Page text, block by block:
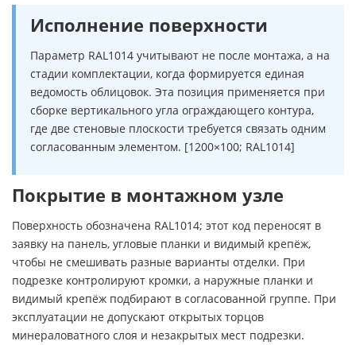
Исполнение поверхности
Параметр RAL1014 учитывают не после монтажа, а на
стадии комплектации, когда формируется единая
ведомость облицовок. Эта позиция применяется при
сборке вертикального угла ограждающего контура,
где две стеновые плоскости требуется связать одним
согласованным элементом. [1200×100; RAL1014]
Покрытие в монтажном узле
Поверхность обозначена RAL1014; этот код переносят в
заявку на панель, угловые планки и видимый крепёж,
чтобы не смешивать разные варианты отделки. При
подрезке контролируют кромки, а наружные планки и
видимый крепёж подбирают в согласованной группе. При
эксплуатации не допускают открытых торцов
минераловатного слоя и незакрытых мест подрезки.